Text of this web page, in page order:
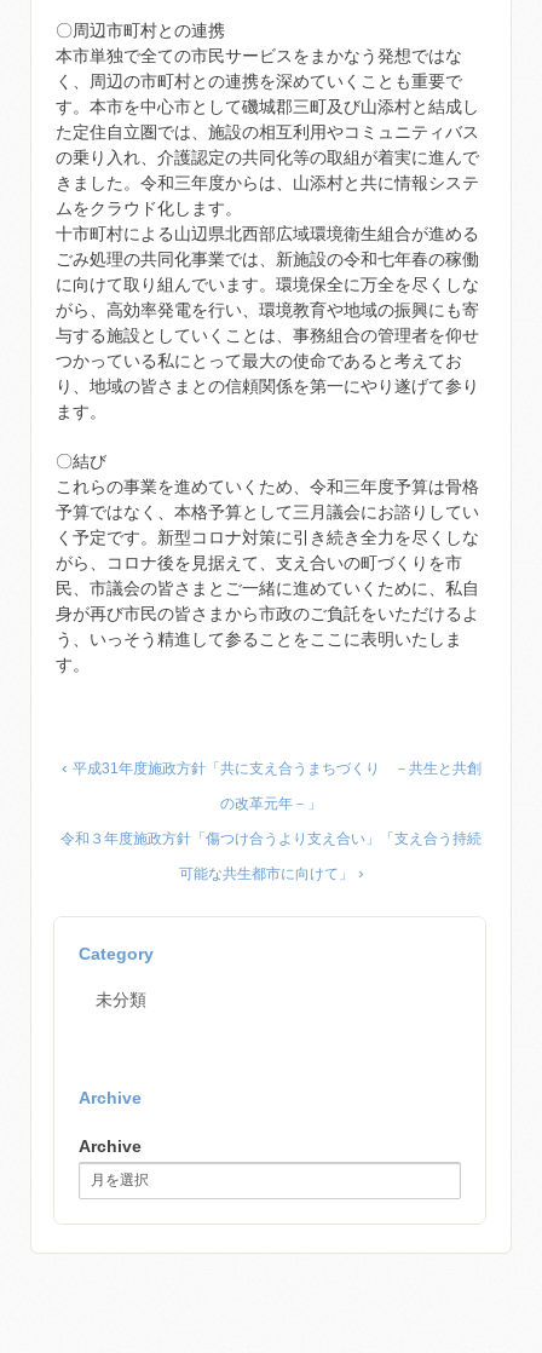
〇周辺市町村との連携
本市単独で全ての市民サービスをまかなう発想ではな
く、周辺の市町村との連携を深めていくことも重要で
す。本市を中心市として磯城郡三町及び山添村と結成し
た定住自立圏では、施設の相互利用やコミュニティバス
の乗り入れ、介護認定の共同化等の取組が着実に進んで
きました。令和三年度からは、山添村と共に情報システ
ムをクラウド化します。
十市町村による山辺県北西部広域環境衛生組合が進める
ごみ処理の共同化事業では、新施設の令和七年春の稼働
に向けて取り組んでいます。環境保全に万全を尽くしな
がら、高効率発電を行い、環境教育や地域の振興にも寄
与する施設としていくことは、事務組合の管理者を仰せ
つかっている私にとって最大の使命であると考えてお
り、地域の皆さまとの信頼関係を第一にやり遂げて参り
ます。
〇結び
これらの事業を進めていくため、令和三年度予算は骨格
予算ではなく、本格予算として三月議会にお諮りしてい
く予定です。新型コロナ対策に引き続き全力を尽くしな
がら、コロナ後を見据えて、支え合いの町づくりを市
民、市議会の皆さまとご一緒に進めていくために、私自
身が再び市民の皆さまから市政のご負託をいただけるよ
う、いっそう精進して参ることをここに表明いたしま
す。
‹ 平成31年度施政方針「共に支え合うまちづくり －共生と共創
の改革元年－」
令和３年度施政方針「傷つけ合うより支え合い」「支え合う持続
可能な共生都市に向けて」 ›
Category
未分類
Archive
Archive